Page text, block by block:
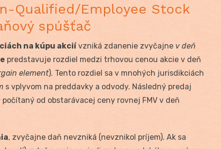
Qualified/Employee Stock
spúšťač
na kúpu akciívzniká zdanenie zvyčajne v deň
predstavuje rozdiel medzi trhovou cenou akcie v deň
element). Tento rozdiel sa v mnohých jurisdikciách
s vplyvom na preddavky a odvody. Následný predaj
počítaný od obstarávacej ceny rovnej FMV v deň
, zvyčajne daň nevzniká (nevznikol príjem). Ak sa